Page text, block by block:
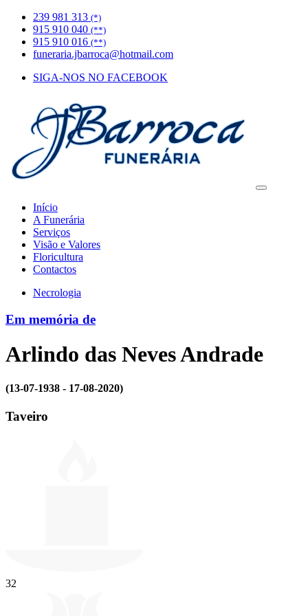
239 981 313 (*)
915 910 040 (**)
915 910 016 (**)
funeraria.jbarroca@hotmail.com
SIGA-NOS NO FACEBOOK
Início
A Funerária
Serviços
Visão e Valores
Floricultura
Contactos
Necrologia
Em memória de
Arlindo das Neves Andrade
(13-07-1938 - 17-08-2020)
Taveiro
32